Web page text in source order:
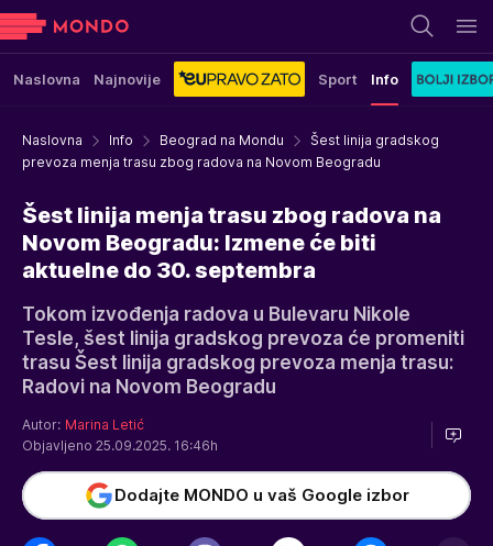
Naslovna Najnovije Sport Info
Naslovna Info Beograd na Mondu
Šest linija gradskog
prevoza menja trasu zbog radova na Novom Beogradu
Šest linija menja trasu zbog radova na
Novom Beogradu: Izmene će biti
aktuelne do 30. septembra
Tokom izvođenja radova u Bulevaru Nikole
Tesle, šest linija gradskog prevoza će promeniti
trasu Šest linija gradskog prevoza menja trasu:
Radovi na Novom Beogradu
Autor: Marina Letić
Objavljeno 25.09.2025. 16:46h
Dodajte MONDO u vaš Google izbor